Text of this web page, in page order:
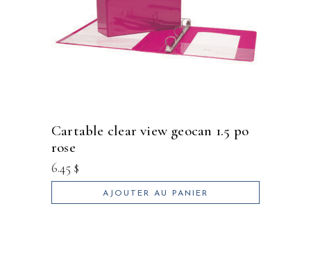
cartable clear view geocan 1.5 po
rose
6.45 $
AJOUTER AU PANIER